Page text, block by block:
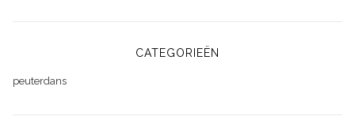
CATEGORIEËN
peuterdans